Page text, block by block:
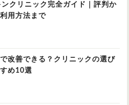
クリニック完全ガイド｜評判か
用方法まで
改善できる？クリニックの選び
め10選